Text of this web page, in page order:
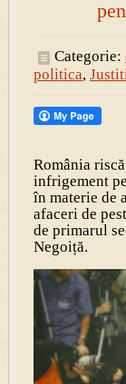
Categorie:
politica,
România
infrigement
în materie de
afaceri de
de primarul
Negoiță.